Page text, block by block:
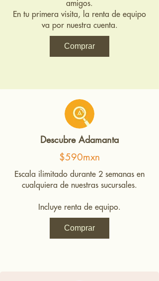
amigos.
En tu primera visita, la renta de equipo
va por nuestra cuenta.
Comprar
Descubre Adamanta
$590mxn
Escala ilimitado durante 2 semanas en
cualquiera de nuestras sucursales.
Incluye renta de equipo.
Comprar